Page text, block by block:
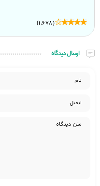
(1,678)
ارسال دیدگاه